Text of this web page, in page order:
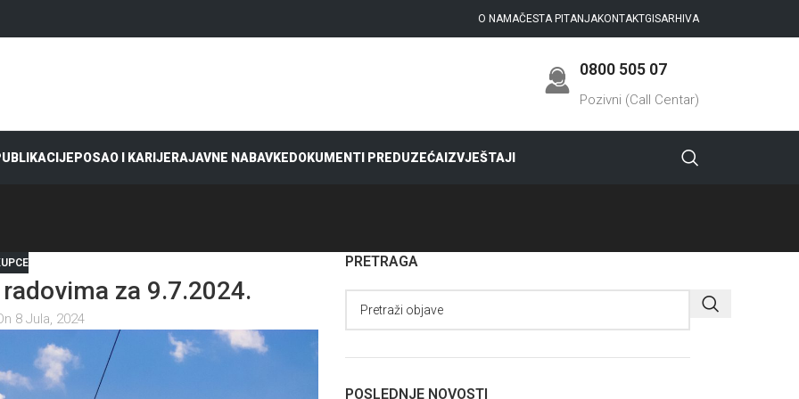
O NAMAČESTA PITANJAKONTAKTGISARHIVA
0800 505 07
Pozivni (Call Centar)
POSAO I KARIJERAJAVNE NABAVKEDOKUMENTI PREDUZEĆAIZVJEŠTAJI
za 9.7.2024.
8 Jula, 2024
PRETRAGA
POSLEDNJE NOVOSTI